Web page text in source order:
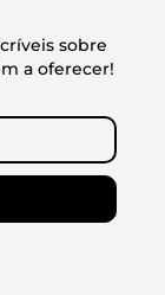
sobre
a oferecer!